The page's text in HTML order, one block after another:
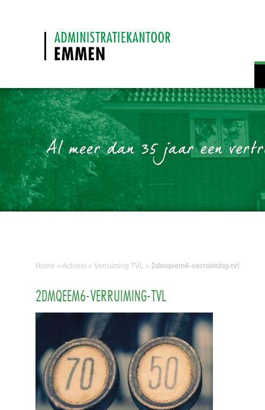
Home » Actueel » Verruiming TVL » 2dmqeem6-verruiming-tvl
2DMQEEM6-VERRUIMING-TVL